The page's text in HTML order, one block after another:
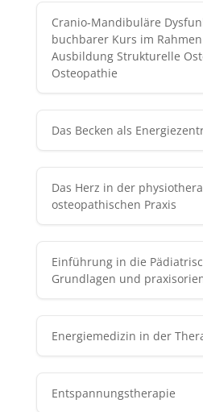
Cranio-Mandibuläre
buchbarer Kurs im
Ausbildung Strukturelle
Osteopathie
Das Becken als
Das Herz in der
osteopathischen Praxis
Einführung in die
Grundlagen und
Energiemedizin in der
Entspannungstherapie